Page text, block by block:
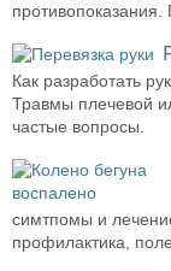
Как разработать
Травмы плечевой
частые вопросы.
симтпомы и
профилактика,